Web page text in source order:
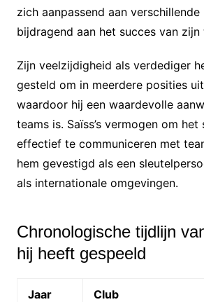
zich aanpassend aan
bijdragend aan het succes van zijn
Zijn veelzijdigheid als verdediger
gesteld om in meerdere posities
waardoor hij een waardevolle
teams is. Saïss’s vermogen om
effectief te communiceren met
hem gevestigd als een
als internationale omgevingen.
Chronologische tijdlijn
hij heeft gespeeld
Jaar Club